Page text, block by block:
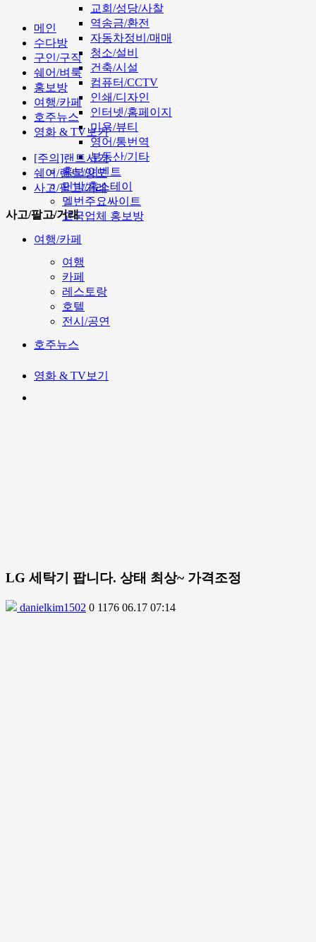
교회/성당/사찰
역송금/환전
자동차정비/매매
청소/설비
건축/시설
컴퓨터/CCTV
인쇄/디자인
인터넷/홈페이지
미용/뷰티
영어/통번역
부동산/기타
홍보/이벤트
민박/홈스테이
멜번주요싸이트
고국업체 홍보방
여행/카페
여행
카페
레스토랑
호텔
전시/공연
호주뉴스
영화 & TV보기
메인
수다방
구인/구직
쉐어/벼룩
홍보방
여행/카페
호주뉴스
영화 & TV보기
[주의]랜트사기
쉐어/렌트/양도
사고/팔고/거래
사고/팔고/거래
LG 세탁기 팝니다. 상태 최상~ 가격조정
danielkim1502 0 1176 06.17 07:14